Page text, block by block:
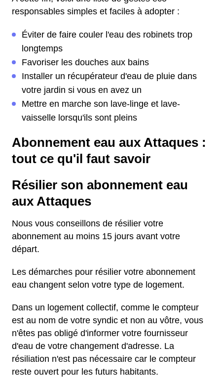
responsables simples et faciles à adopter :
Éviter de faire couler l'eau des robinets trop
longtemps
Favoriser les douches aux bains
Installer un récupérateur d'eau de pluie dans
votre jardin si vous en avez un
Mettre en marche son lave-linge et lave-
vaisselle lorsqu'ils sont pleins
Abonnement eau aux Attaques :
tout ce qu'il faut savoir
Résilier son abonnement eau
aux Attaques
Nous vous conseillons de résilier votre
abonnement au moins 15 jours avant votre
départ.
Les démarches pour résilier votre abonnement
eau changent selon votre type de logement.
Dans un logement collectif, comme le compteur
est au nom de votre syndic et non au vôtre, vous
n'êtes pas obligé d'informer votre fournisseur
d'eau de votre changement d'adresse. La
résiliation n'est pas nécessaire car le compteur
reste ouvert pour les futurs habitants.